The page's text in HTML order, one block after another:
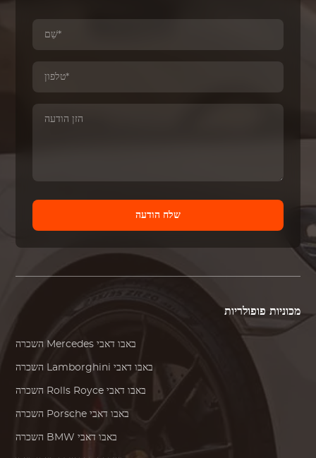
שלח הודעה
מכוניות פופולריות
Mercedes באבו דאבי
Lamborghini באבו דאבי
Rolls Royce באבו דאבי
Porsche באבו דאבי
BMW באבו דאבי